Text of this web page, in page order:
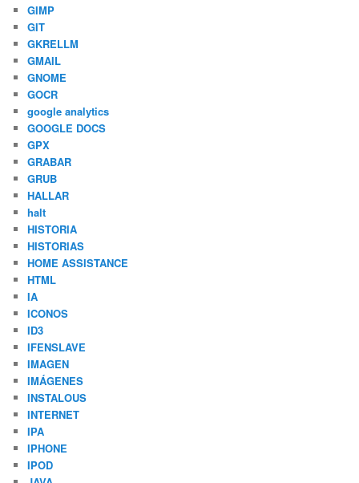
GIMP
GIT
GKRELLM
GMAIL
GNOME
GOCR
google analytics
GOOGLE DOCS
GPX
GRABAR
GRUB
HALLAR
halt
HISTORIA
HISTORIAS
HOME ASSISTANCE
HTML
IA
ICONOS
ID3
IFENSLAVE
IMAGEN
IMÁGENES
INSTALOUS
INTERNET
IPA
IPHONE
IPOD